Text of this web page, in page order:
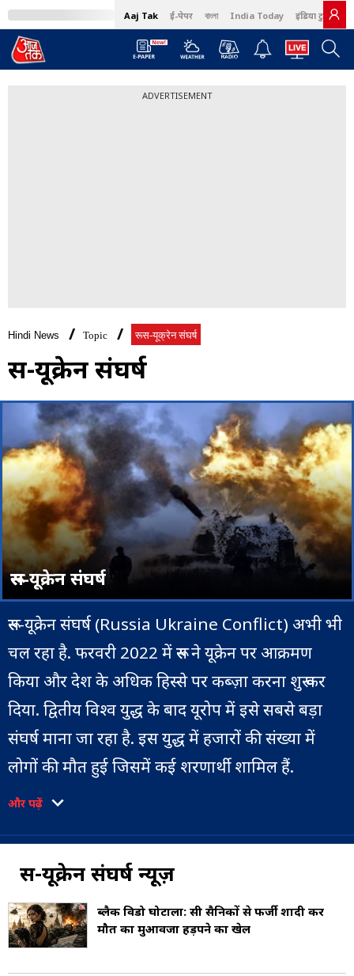
Aaj Tak ई-पेपर বাংলা India Today इंडिया टुडे हिंदी
ADVERTISEMENT
Hindi News Topic रूस-यूक्रेन संघर्ष
रूस-यूक्रेन संघर्ष
रूस-यूक्रेन संघर्ष
रूस-यूक्रेन संघर्ष (Russia Ukraine Conflict) अभी भी
चल रहा है. फरवरी 2022 में रूस ने यूक्रेन पर आक्रमण
किया और देश के अधिक हिस्से पर कब्ज़ा करना शुरू कर
दिया. द्वितीय विश्व युद्ध के बाद यूरोप में इसे सबसे बड़ा
संघर्ष माना जा रहा है. इस युद्ध में हजारों की संख्या में
लोगों की मौत हुई जिसमें कई शरणार्थी शामिल हैं.
जून 2024 को भारत के विदेश मंत्रालय के हवाले से बताया
गया था कि रूसी सेना में भर्ती हुए दो भारतीय नागरिक यूक्रेन
संघर्ष में मारे गए. साथ ही कहा कि 'मॉस्को स्थित भारतीय
शीघ्र रिहाई और वापसी के लिए नई दिल्ली स्थित रूसी
राजदूत और मॉस्को स्थित रूसी अधिकारियों के समक्ष इस
और पढ़ें
रूस-यूक्रेन संघर्ष न्यूज़
ब्लैक विडो घोटाला: रूसी सैनिकों से फर्जी शादी कर
मौत का मुआवजा हड़पने का खेल